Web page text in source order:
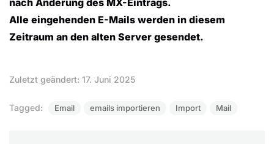
Alle eingehenden E-Mails werden in diesem
Zeitraum an den alten Server gesendet.
Zuletzt geändert: 17. Juni 2025
Tagged: Email emails importieren Import Mail